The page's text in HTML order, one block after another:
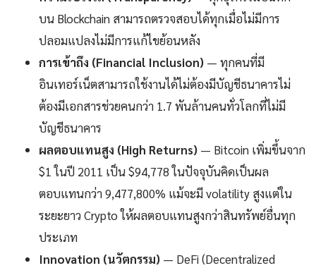
บน Blockchain สามารถตรวจสอบได้ทุกเมื่อไม่มีการ
ปลอมแปลงไม่มีการแก้ไขย้อนหลัง
การเข้าถึง (Financial Inclusion) — ทุกคนที่มี
อินเทอร์เน็ตสามารถใช้งานได้ไม่ต้องมีบัญชีธนาคารไม่
ต้องมีเอกสารช่วยคนกว่า 1.7 พันล้านคนทั่วโลกที่ไม่มี
บัญชีธนาคาร
ผลตอบแทนสูง (High Returns) — Bitcoin เพิ่มขึ้นจาก
$1 ในปี 2011 เป็น $94,778 ในปัจจุบันคิดเป็นผล
ตอบแทนกว่า 9,477,800% แม้จะมี volatility สูงแต่ใน
ระยะยาว Crypto ให้ผลตอบแทนสูงกว่าสินทรัพย์อื่นทุก
ประเภท
Innovation (นวัตกรรม) — DeFi (Decentralized